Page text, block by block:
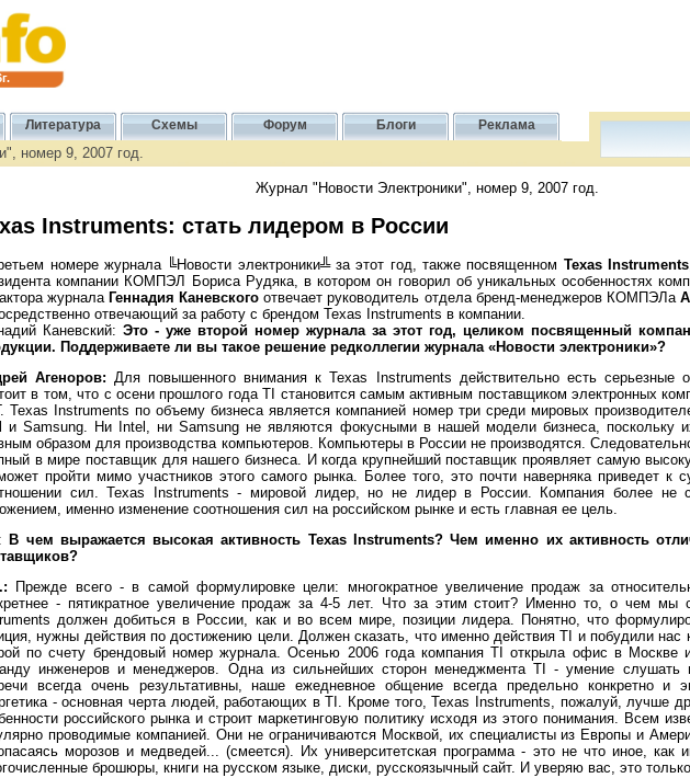
Литература Схемы Форум Блоги Реклама
номер 9, 2007 год.
Журнал "Новости Электроники", номер 9, 2007 год.
Instruments: стать лидером в России
номере журнала ╚Новости электроники╩ за этот год, также посвященном Texas Instruments
компании КОМПЭЛ Бориса Рудяка, в котором он говорил об уникальных особенностях
журнала Геннадия Каневского отвечает руководитель отдела бренд-менеджеров КОМПЭЛа
отвечающий за работу с брендом Texas Instruments в компании.
Каневский: Это - уже второй номер журнала за этот год, целиком посвященный
Поддерживаете ли вы такое решение редколлегии журнала «Новости электроники»?
Агеноров: Для повышенного внимания к Texas Instruments действительно есть серьезные
в том, что с осени прошлого года TI становится самым активным поставщиком электронных
Texas Instruments пo объему бизнеса является компанией номер три среди мировых
и Samsung. Ни Intel, ни Samsung не являются фокусными в нашей модели бизнеса, поскольку
образом для производства компьютеров. Компьютеры в России не производятся.
в мире поставщик для нашего бизнеса. И когда крупнейший поставщик проявляет самую
пройти мимо участников этого самого рынка. Более того, это почти наверняка приведет к
сил. Texas Instruments - мировой лидер, но не лидер в России. Компания более не
именно изменение соотношения сил на российском рынке и есть главная ее цель.
В чем выражается высокая активность Texas Instruments? Чем именно их активность
Прежде всего - в самой формулировке цели: многократное увеличение продаж за
- пятикратное увеличение продаж за 4-5 лет. Что за этим стоит? Именно то, о чем мы
должен добиться в России, как и во всем мире, позиции лидера. Понятно, что
нужны действия по достижению цели. Должен сказать, что именно действия TI и побудили нас
по счету брендовый номер журнала. Осенью 2006 года компания TI открыла офис в Москве
инженеров и менеджеров. Одна из сильнейших сторон менеджмента TI - умение
всегда очень результативны, наше ежедневное общение всегда предельно конкретно и
- основная черта людей, работающих в TI. Кроме того, Texas Instruments, пожалуй, лучше
российского рынка и строит маркетинговую политику исходя из этого понимания. Всем
проводимые компанией. Они не ограничиваются Москвой, их специалисты из Европы и
морозов и медведей... (смеется). Их университетская программа - это не что иное, как
брошюры, книги на русском языке, диски, русскоязычный сайт. И уверяю вас, это